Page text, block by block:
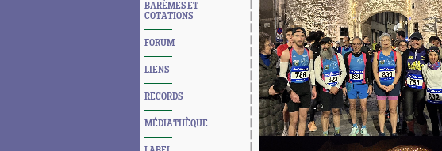
BARÈMES ET
COTATIONS
FORUM
LIENS
RECORDS
MÉDIATHÈQUE